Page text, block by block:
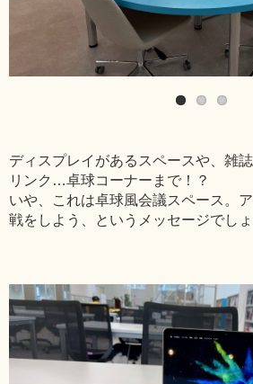
ディスプレイがあるスペースや、雑
リンク…卓球コーナーまで！？
いや、これは卓球風会議スペース。
戦をしよう、というメッセージでし